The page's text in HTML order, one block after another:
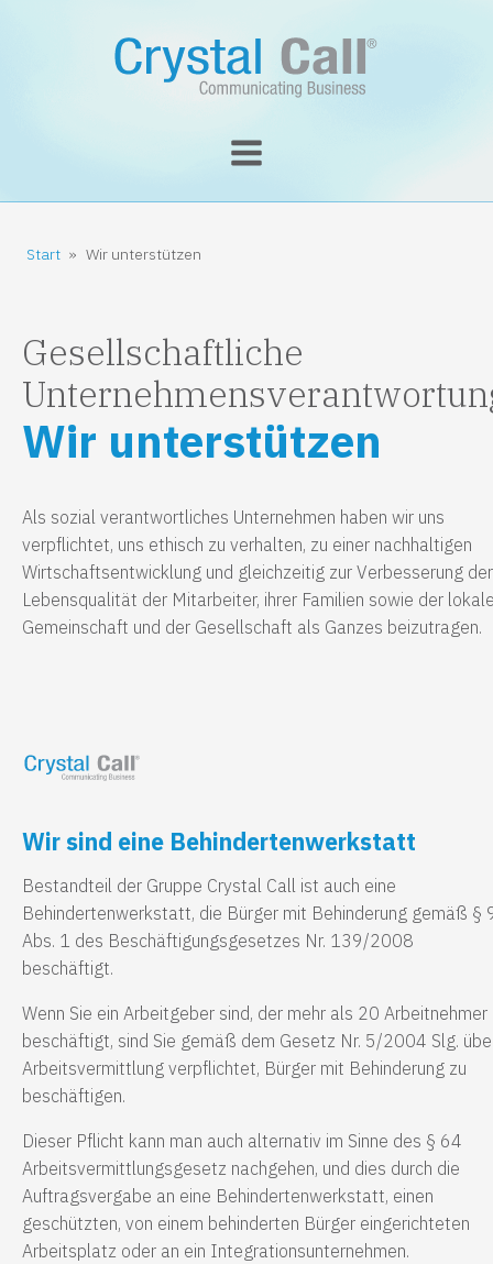
Start » Wir unterstützen
Gesellschaftliche
Wir unterstützen
Als sozial verantwortliches Unternehmen haben wir uns
verpflichtet, uns ethisch zu verhalten, zu einer nachhaltigen
Wirtschaftsentwicklung und gleichzeitig zur Verbesserung der
Lebensqualität der Mitarbeiter, ihrer Familien sowie der
Gemeinschaft und der Gesellschaft als Ganzes beizutragen.
Wir sind eine Behindertenwerkstatt
Bestandteil der Gruppe Crystal Call ist auch eine
Behindertenwerkstatt, die Bürger mit Behinderung gemäß §
Abs. 1 des Beschäftigungsgesetzes Nr. 139/2008
beschäftigt.
Wenn Sie ein Arbeitgeber sind, der mehr als 20 Arbeitnehmer
beschäftigt, sind Sie gemäß dem Gesetz Nr. 5/2004 Slg.
Arbeitsvermittlung verpflichtet, Bürger mit Behinderung zu
beschäftigen.
Dieser Pflicht kann man auch alternativ im Sinne des § 64
Arbeitsvermittlungsgesetz nachgehen, und dies durch die
Auftragsvergabe an eine Behindertenwerkstatt, einen
geschützten, von einem behinderten Bürger eingerichteten
Arbeitsplatz oder an ein Integrationsunternehmen.